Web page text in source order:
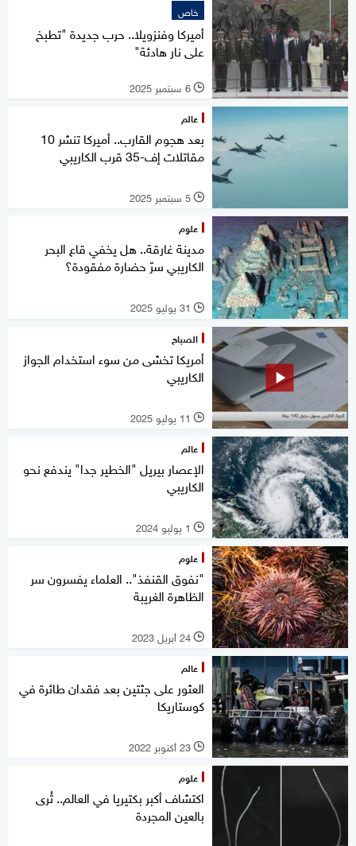
خاص
أميركا وفنزويلا.. حرب جديدة "تطبخ
على نار هادئة"
l 6 سبتمبر 2025
عالم
بعد هجوم القارب.. أميركا تنشر 10
مقاتلات إف-35 قرب الكاريبي
l 5 سبتمبر 2025
علوم
مدينة غارقة.. هل يخفي قاع البحر
الكاريبي سرّ حضارة مفقودة؟
l 31 يوليو 2025
الصباح
أمريكا تخشى من سوء استخدام الجواز
الكاريبي
l 11 يوليو 2025
عالم
الإعصار بيريل "الخطير جدا" يندفع نحو
الكاريبي
l 1 يوليو 2024
علوم
"نفوق القنفذ".. العلماء يفسرون سر
الظاهرة الغريبة
l 24 أبريل 2023
عالم
العثور على جثتين بعد فقدان طائرة في
كوستاريكا
l 23 أكتوبر 2022
علوم
اكتشاف أكبر بكتيريا في العالم.. تُرى
بالعين المجردة